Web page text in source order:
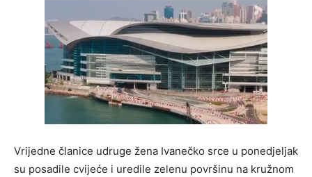
Vrijedne članice udruge žena Ivanečko srce u ponedjeljak
su posadile cvijeće i uredile zelenu površinu na kružnom